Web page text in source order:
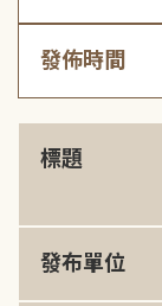
發佈時間
標題
發布單位